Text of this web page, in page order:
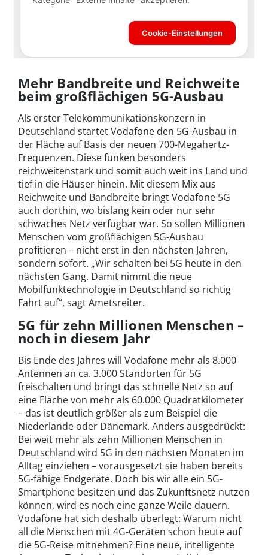
Mehr Bandbreite und Reichweite
beim großflächigen 5G-Ausbau
Als erster Telekommunikationskonzern in
Deutschland startet Vodafone den 5G-Ausbau in
der Fläche auf Basis der neuen 700-Megahertz-
Frequenzen. Diese funken besonders
reichweitenstark und somit auch weit ins Land und
tief in die Häuser hinein. Mit diesem Mix aus
Reichweite und Bandbreite bringt Vodafone 5G
auch dorthin, wo bislang kein oder nur sehr
schwaches Netz verfügbar war. So sollen Millionen
Menschen vom großflächigen 5G-Ausbau
profitieren – nicht erst in den nächsten Jahren,
sondern sofort. „Wir schalten bei 5G heute in den
nächsten Gang. Damit nimmt die neue
Mobilfunktechnologie in Deutschland so richtig
Fahrt auf“, sagt Ametsreiter.
5G für zehn Millionen Menschen –
noch in diesem Jahr
Bis Ende des Jahres will Vodafone mehr als 8.000
Antennen an ca. 3.000 Standorten für 5G
freischalten und bringt das schnelle Netz so auf
eine Fläche von mehr als 60.000 Quadratkilometer
– das ist deutlich größer als zum Beispiel die
Niederlande oder Dänemark. Anders ausgedrückt:
Bei weit mehr als zehn Millionen Menschen in
Deutschland wird 5G in den nächsten Monaten im
Alltag einziehen – vorausgesetzt sie haben bereits
5G-fähige Endgeräte. Doch bis wir alle ein 5G-
Smartphone besitzen und das Zukunftsnetz nutzen
können, wird es noch eine ganze Weile dauern.
Vodafone hat sich deshalb überlegt: Warum nicht
all die Menschen mit 4G-Geräten schon heute auf
die 5G-Reise mitnehmen? Eine neue, intelligente